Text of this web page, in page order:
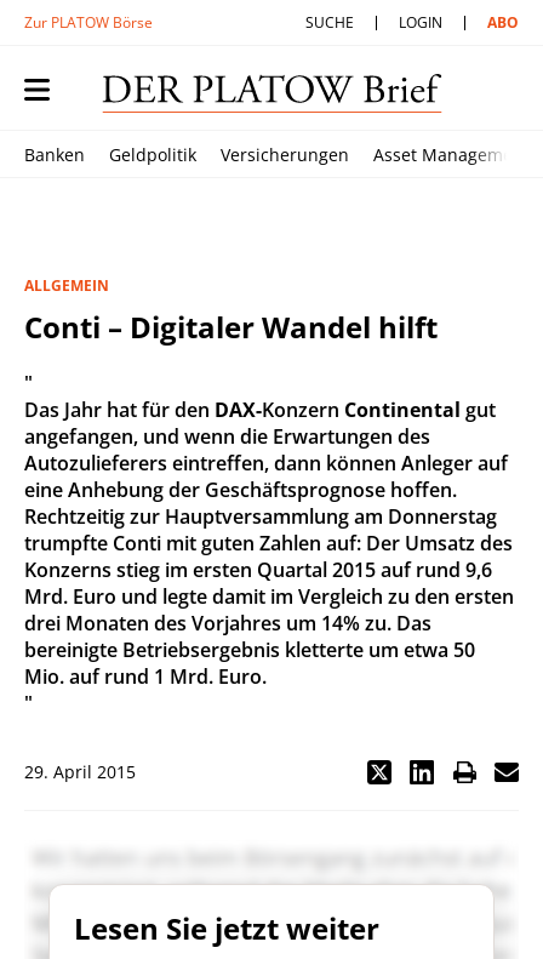
Zur PLATOW Börse SUCHE LOGIN ABO
Banken Geldpolitik Versicherungen Asset Management
ALLGEMEIN
Conti – Digitaler Wandel hilft
"
Das Jahr hat für den DAX-Konzern Continental gut
angefangen, und wenn die Erwartungen des
Autozulieferers eintreffen, dann können Anleger auf
eine Anhebung der Geschäftsprognose hoffen.
Rechtzeitig zur Hauptversammlung am Donnerstag
trumpfte Conti mit guten Zahlen auf: Der Umsatz des
Konzerns stieg im ersten Quartal 2015 auf rund 9,6
Mrd. Euro und legte damit im Vergleich zu den ersten
drei Monaten des Vorjahres um 14% zu. Das
bereinigte Betriebsergebnis kletterte um etwa 50
Mio. auf rund 1 Mrd. Euro.
"
29. April 2015
Lesen Sie jetzt weiter